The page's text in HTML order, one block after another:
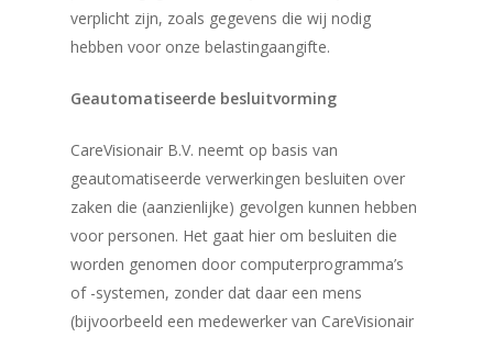
verplicht zijn, zoals gegevens die wij nodig
hebben voor onze belastingaangifte.
Geautomatiseerde besluitvorming
CareVisionair B.V. neemt op basis van
geautomatiseerde verwerkingen besluiten over
zaken die (aanzienlijke) gevolgen kunnen hebben
voor personen. Het gaat hier om besluiten die
worden genomen door computerprogramma’s
of -systemen, zonder dat daar een mens
(bijvoorbeeld een medewerker van CareVisionair